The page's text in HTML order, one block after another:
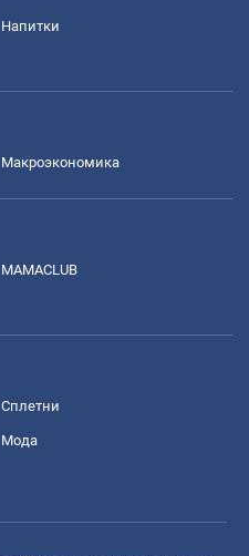
Напитки
Mакроэкономика
MAMACLUB
Сплетни
Мода